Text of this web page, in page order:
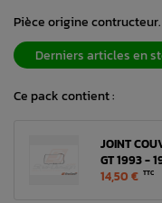
Pièce origine contructeur.
Derniers articles en
Ce pack contient :
JOINT
GT 1993 -
14,50 € TTC